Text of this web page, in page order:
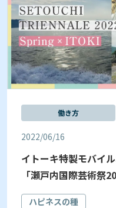
働き方
2022/06/16
イトーキ特製モバイ
「瀬戸内国際芸術祭
ハピネスの種